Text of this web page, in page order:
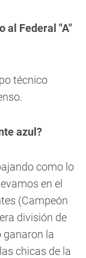
al Federal "A"
técnico
azul?
como lo
en el
(Campeón
división de
ganaron la
chicas de la